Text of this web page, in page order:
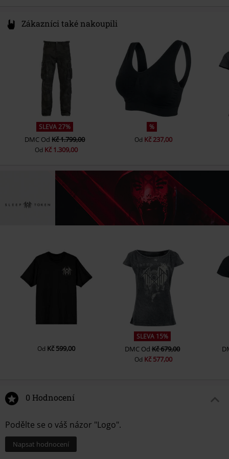
Zákazníci také nakoupili
SLEVA 27%
DMC OdKč 1.799,00
Od Kč 1.309,00
%
Od Kč 237,00
Od Kč 599,00
SLEVA 15%
DMC Od Kč 679,00
Od Kč 577,00
0 Hodnocení
Podělte se o váš názor "Logo".
Napsat hodnocení